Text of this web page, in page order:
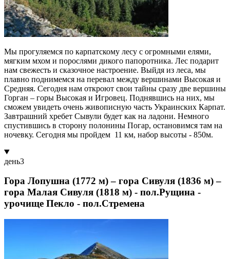
Мы прогуляемся по карпатскому лесу с огромными елями,
мягким мхом и порослями дикого папоротника. Лес подарит
нам свежесть и сказочное настроение. Выйдя из леса, мы
плавно поднимемся на перевал между вершинами Высокая и
Средняя. Сегодня нам откроют свои тайны сразу две вершины
Горган – горы Высокая и Игровец. Поднявшись на них, мы
сможем увидеть очень живописную часть Украинских Карпат.
Завтрашний хребет Сывули будет как на ладони. Немного
спустившись в сторону полонины Погар, остановимся там на
ночевку. Сегодня мы пройдем 11 км, набор высоты - 850м.
день3
Гора Лопушна (1772 м) – гора Сивуля (1836 м) –
гора Малая Сивуля (1818 м) - пол.Рущина -
урочище Пекло - пол.Стремена